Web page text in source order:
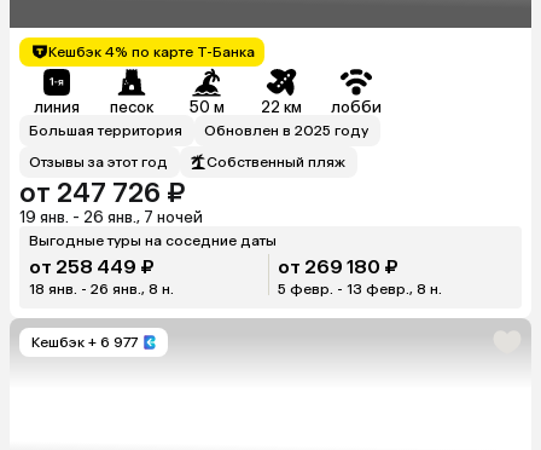
Кешбэк 4% по карте Т-Банка
линия песок 50 м 22 км лобби
Большая территория
Обновлен в 2025 году
Отзывы за этот год
Собственный пляж
от 247 726 ₽
19 янв. - 26 янв., 7 ночей
Выгодные туры на соседние даты
от 258 449 ₽
18 янв. - 26 янв., 8 н.
от 269 180 ₽
5 февр. - 13 февр., 8 н.
Кешбэк + 6 977